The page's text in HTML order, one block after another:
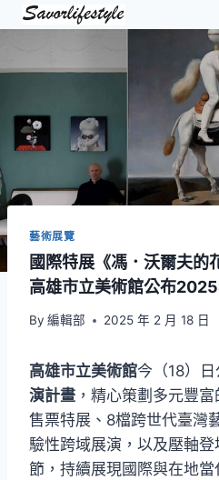
Skip
藝術展覽
國際特展《馮．沃爾夫的
高雄市立美術館公布
By 編輯部 2025 年 2 月 18 日
高雄市立美術館今（18）日
演計畫 ，精心策劃多元豐
售票特展、8檔跨世代臺灣
驗性跨域展演，以及壓軸
節，持續展現國際與在地